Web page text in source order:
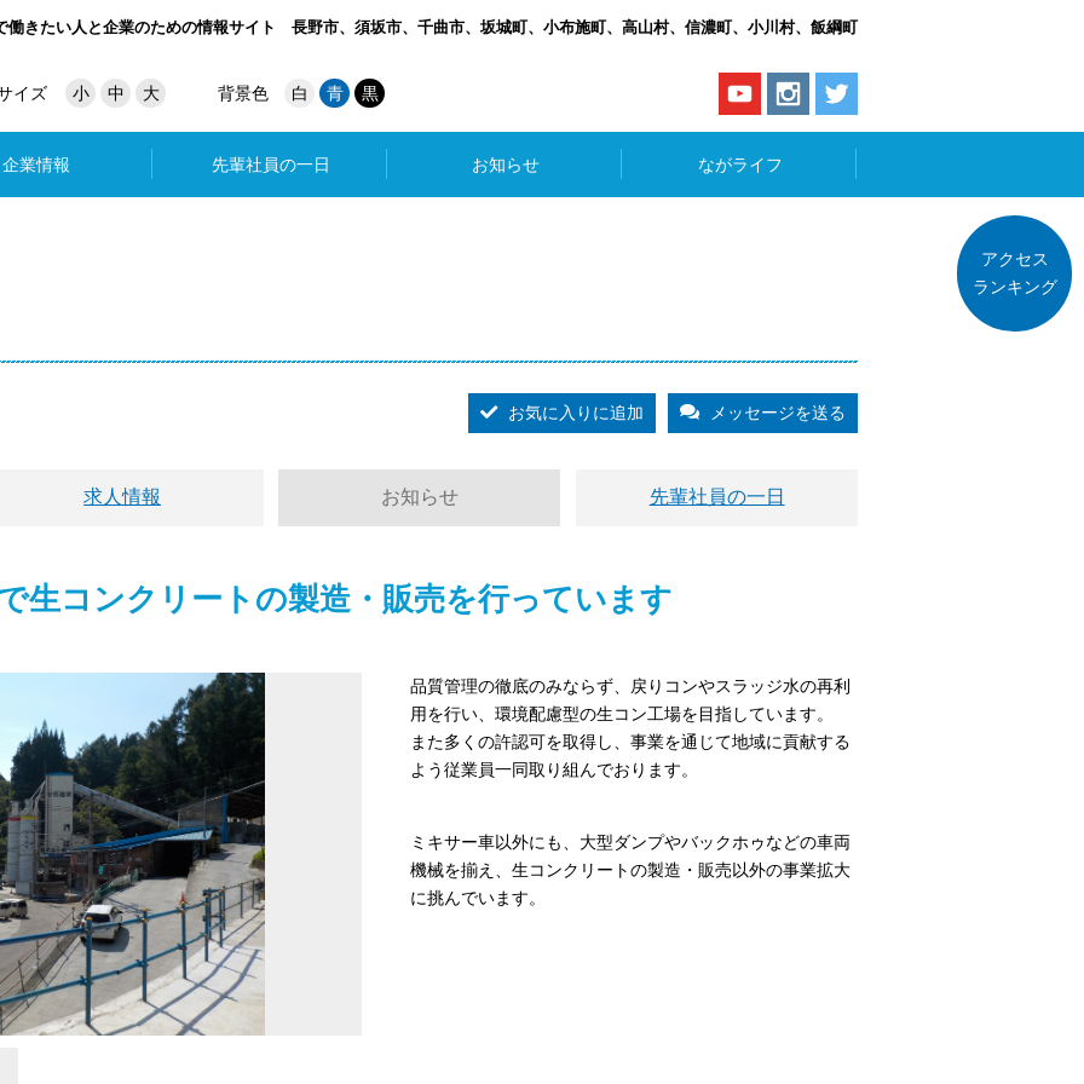
働きたい人と企業のための情報サイト 長野市、須坂市、千曲市、坂城町、小布施町、高山村、信濃町、小川村、飯綱町
イズ 小 中 大 背景色 白 青 黒
企業情報 先輩社員の一日 お知らせ ながライフ
お気に入りに追加 メッセージを送る
求人情報 お知らせ 先輩社員の一日
生コンクリートの製造・販売を行っています
品質管理の徹底のみならず、戻りコンやスラッジ水の再利
用を行い、環境配慮型の生コン工場を目指しています。
また多くの許認可を取得し、事業を通じて地域に貢献する
よう従業員一同取り組んでおります。
ミキサー車以外にも、大型ダンプやバックホゥなどの車両
機械を揃え、生コンクリートの製造・販売以外の事業拡大
に挑んでいます。
アクセス
ランキング